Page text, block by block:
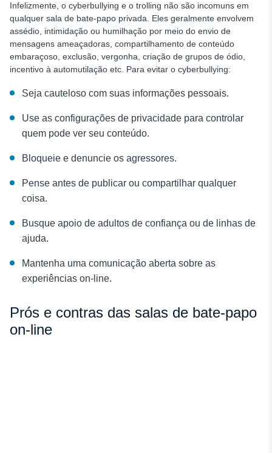
Infelizmente, o cyberbullying e o trolling não são incomuns em
qualquer sala de bate-papo privada. Eles geralmente envolvem
assédio, intimidação ou humilhação por meio do envio de
mensagens ameaçadoras, compartilhamento de conteúdo
embaraçoso, exclusão, vergonha, criação de grupos de ódio,
incentivo à automutilação etc. Para evitar o cyberbullying:
Seja cauteloso com suas informações pessoais.
Use as configurações de privacidade para controlar
quem pode ver seu conteúdo.
Bloqueie e denuncie os agressores.
Pense antes de publicar ou compartilhar qualquer
coisa.
Busque apoio de adultos de confiança ou de linhas de
ajuda.
Mantenha uma comunicação aberta sobre as
experiências on-line.
Prós e contras das salas de bate-papo
on-line